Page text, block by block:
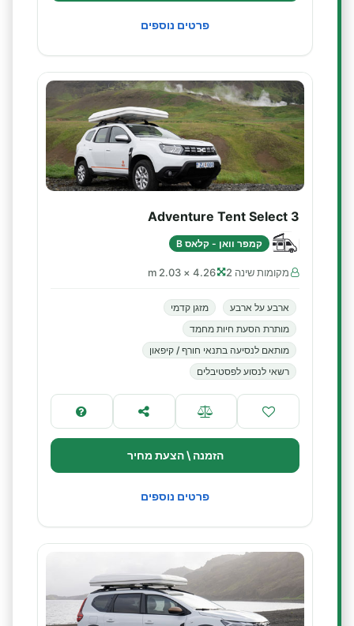
פרטים נוספים
Adventure Tent Select 3
קמפר וואן - קלאס B
מקומות שינה 2 4.26 × 2.03 m
ארבע על ארבע
מזגן קדמי
מותרת הסעת חיות מחמד
מותאם לנסיעה בתנאי חורף / קיפאון
רשאי לנסוע לפסטיבלים
הזמנה \ הצעת מחיר
פרטים נוספים